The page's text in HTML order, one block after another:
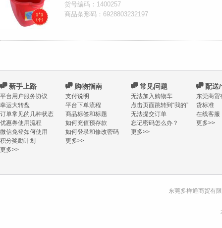
货号编码：1400257
商品条形码：6928803232197
C新手上路
平台用户服务协议
幸运大转盘
订单常见的几种状态
优惠券使用流程
微信免登如何使用
积分奖励计划
更多>>
C购物指南
支付说明
平台下单流程
商品标签和标题
如何充值预存款
如何登录和修改密码
更多>>
C常见问题
无法加入购物车
点击页面跳转到“我的”
无法提交订单
忘记密码怎么办？
更多>>
C配送/
东莞商贸
货标准
在线客服
更多>>
东莞多样通商贸有